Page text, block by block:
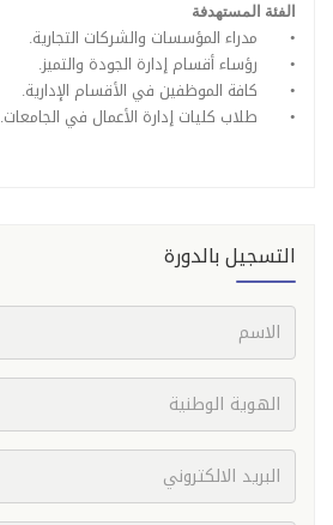
الفئة المستهدفة
•
مدراء المؤسسات والشركات التجارية.
•
رؤساء أقسام إدارة الجودة والتميز.
•
كافة الموظفين في الأقسام الإدارية.
•
طلاب كليات إدارة الأعمال في الجامعات.
التسجيل بالدورة